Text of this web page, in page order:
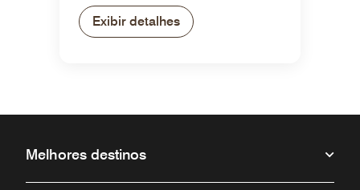
Exibir detalhes
Melhores destinos